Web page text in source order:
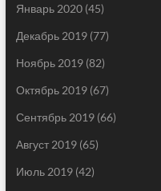
Январь 2020(45)
Декабрь 2019(77)
Ноябрь 2019(82)
Октябрь 2019(67)
Сентябрь 2019(66)
Август 2019(65)
Июль 2019(42)